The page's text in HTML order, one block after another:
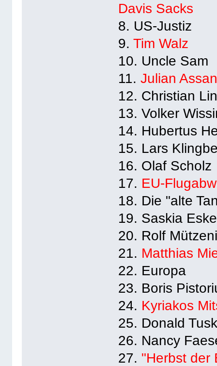
Davis Sacks
8. US-Justiz
9.Tim Walz
10. Uncle Sam
11.Julian
12. Christian
13. Volker
14. Hubertus
15. Lars
16. Olaf Scholz
17. EU-
18. Die "alte
19. Saskia
20. Rolf
21. Matthias
22. Europa
23. Boris
24. Kyriakos
25. Donald
26. Nancy
27. "Herbst der